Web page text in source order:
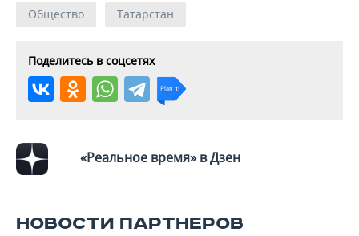
Общество Татарстан
Поделитесь в соцсетях
«Реальное время» в Дзен
НОВОСТИ ПАРТНЕРОВ